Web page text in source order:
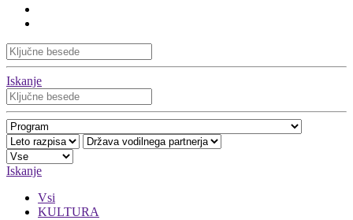
Iskanje
Iskanje
Vsi
KULTURA